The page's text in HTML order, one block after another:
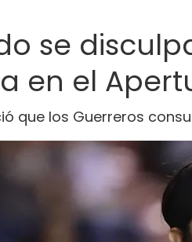
se
en el
que los Guerreros